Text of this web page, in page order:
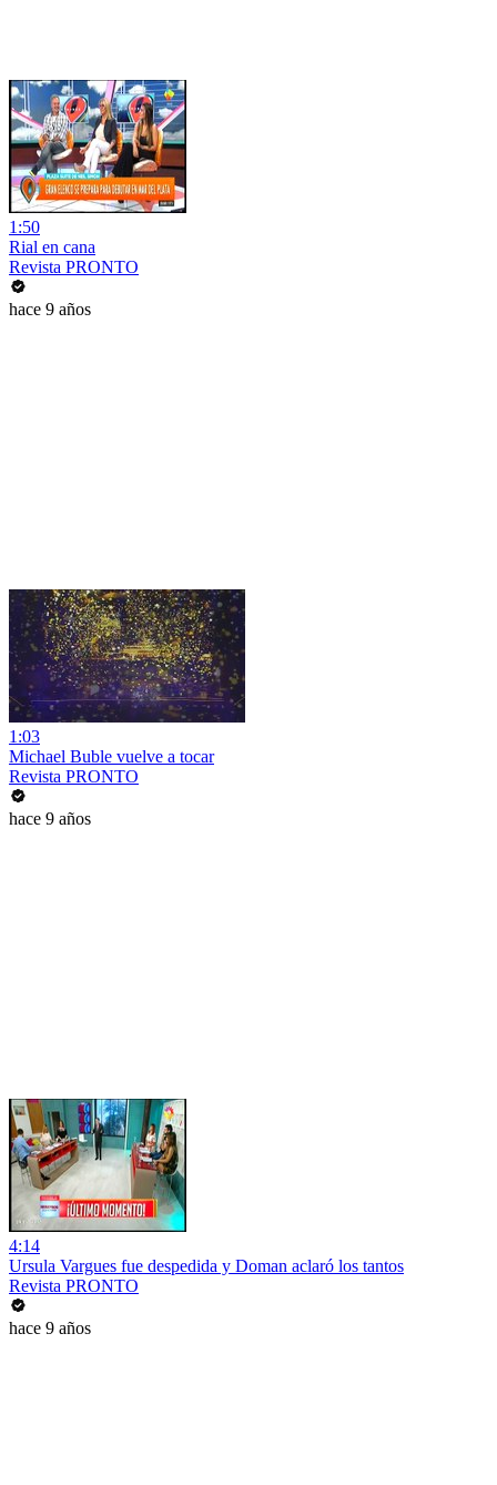
1:50
Rial en cana
Revista PRONTO
hace 9 años
1:03
Michael Buble vuelve a tocar
Revista PRONTO
hace 9 años
4:14
Ursula Vargues fue despedida y Doman aclaró los tantos
Revista PRONTO
hace 9 años